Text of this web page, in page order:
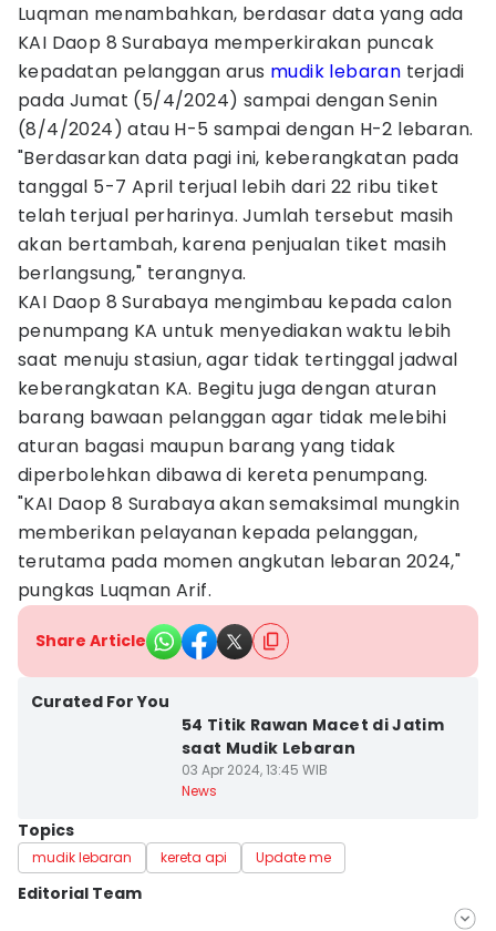
Luqman menambahkan, berdasar data yang ada
KAI Daop 8 Surabaya memperkirakan puncak
kepadatan pelanggan arus mudik lebaran terjadi
pada Jumat (5/4/2024) sampai dengan Senin
(8/4/2024) atau H-5 sampai dengan H-2 lebaran.
"Berdasarkan data pagi ini, keberangkatan pada
tanggal 5-7 April terjual lebih dari 22 ribu tiket
telah terjual perharinya. Jumlah tersebut masih
akan bertambah, karena penjualan tiket masih
berlangsung," terangnya.
KAI Daop 8 Surabaya mengimbau kepada calon
penumpang KA untuk menyediakan waktu lebih
saat menuju stasiun, agar tidak tertinggal jadwal
keberangkatan KA. Begitu juga dengan aturan
barang bawaan pelanggan agar tidak melebihi
aturan bagasi maupun barang yang tidak
diperbolehkan dibawa di kereta penumpang.
"KAI Daop 8 Surabaya akan semaksimal mungkin
memberikan pelayanan kepada pelanggan,
terutama pada momen angkutan lebaran 2024,"
pungkas Luqman Arif.
Share Article
Curated For You
54 Titik Rawan Macet di Jatim
saat Mudik Lebaran
03 Apr 2024, 13:45 WIB
News
Topics
mudik lebaran kereta api Update me
Editorial Team